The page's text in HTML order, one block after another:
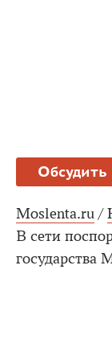
Обсудить
Moslenta.ru /
В сети
государства